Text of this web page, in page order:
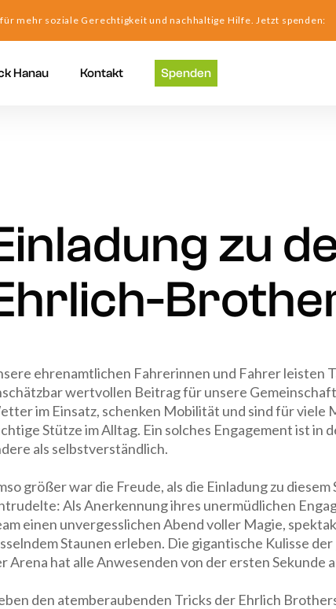
mehr soziale Gerechtigkeit und nachhaltige Hilfe. Jetzt spenden:
Hanau Kontakt Spenden
zu
ehrenamtlichen Fahrerinnen und Fahrer leisten
wertvollen Beitrag für unsere
im Einsatz, schenken Mobilität und sind für viele
Stütze im Alltag. Ein solches Engagement ist in
als selbstverständlich.
größer war die Freude, als die Einladung zu
Als Anerkennung ihres unermüdlichen
einen unvergesslichen Abend voller Magie,
Staunen erleben. Die gigantische Kulisse der
Arena hat alle Anwesenden von der ersten Sekunde
den atemberaubenden Tricks der Ehrlich